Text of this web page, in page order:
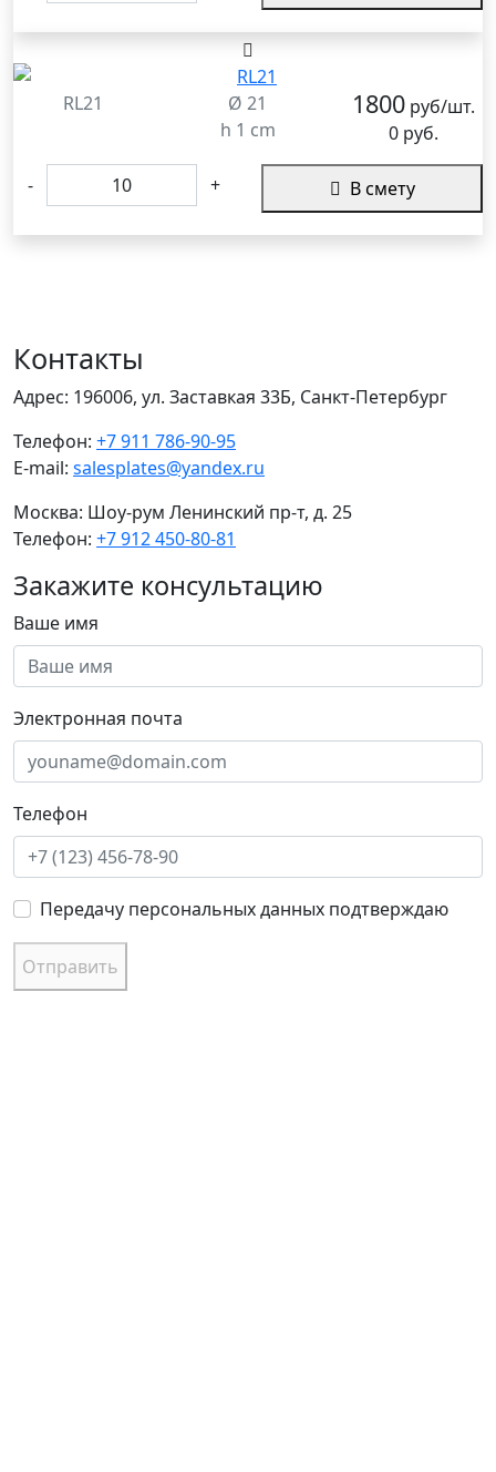
RL21
Ø 21
h 1 cm
1800руб/шт.
0 руб.
- + В смету
Контакты
Адрес: 196006, ул. Заставкая 33Б, Санкт-Петербург
Телефон: +7 911 786-90-95
E-mail: salesplates@yandex.ru
Москва: Шоу-рум Ленинский пр-т, д. 25
Телефон: +7 912 450-80-81
Закажите консультацию
Ваше имя
Электронная почта
Телефон
Передачу персональных данных подтверждаю
Отправить